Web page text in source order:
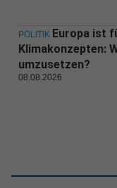
POLITIK Europa ist
Klimakonzepten:
umzusetzen?
08.08.2026